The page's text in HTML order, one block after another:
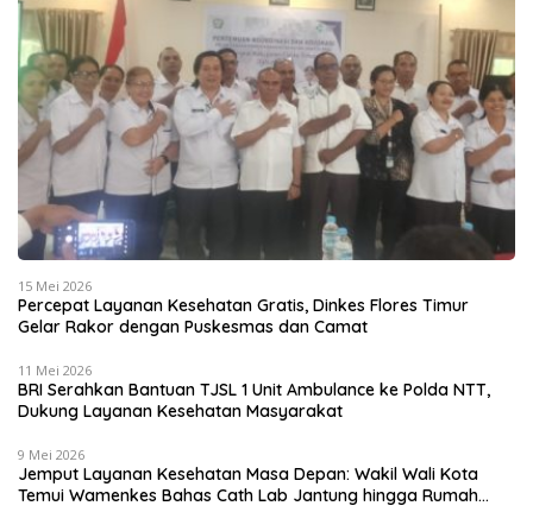
15 Mei 2026
Percepat Layanan Kesehatan Gratis, Dinkes Flores Timur
Gelar Rakor dengan Puskesmas dan Camat
11 Mei 2026
BRI Serahkan Bantuan TJSL 1 Unit Ambulance ke Polda NTT,
Dukung Layanan Kesehatan Masyarakat
9 Mei 2026
Jemput Layanan Kesehatan Masa Depan: Wakil Wali Kota
Temui Wamenkes Bahas Cath Lab Jantung hingga Rumah